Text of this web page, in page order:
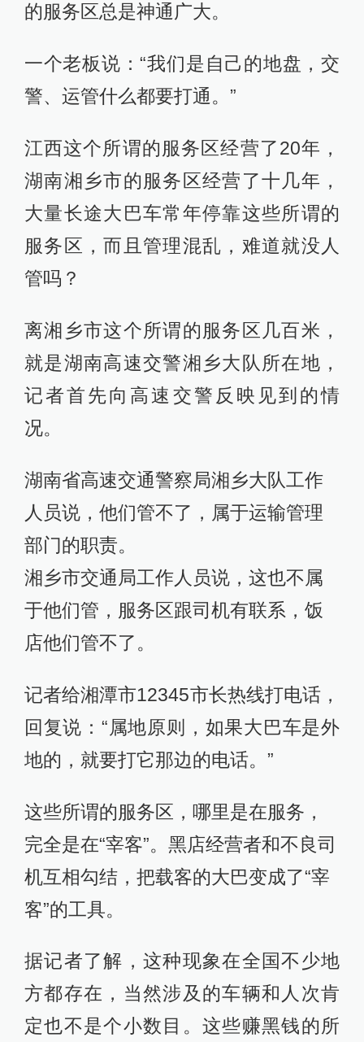
的服务区总是神通广大。
一个老板说：“我们是自己的地盘，交
警、运管什么都要打通。”
江西这个所谓的服务区经营了20年，
湖南湘乡市的服务区经营了十几年，
大量长途大巴车常年停靠这些所谓的
服务区，而且管理混乱，难道就没人
管吗？
离湘乡市这个所谓的服务区几百米，
就是湖南高速交警湘乡大队所在地，
记者首先向高速交警反映见到的情
况。
湖南省高速交通警察局湘乡大队工作
人员说，他们管不了，属于运输管理
部门的职责。
湘乡市交通局工作人员说，这也不属
于他们管，服务区跟司机有联系，饭
店他们管不了。
记者给湘潭市12345市长热线打电话，
回复说：“属地原则，如果大巴车是外
地的，就要打它那边的电话。”
这些所谓的服务区，哪里是在服务，
完全是在“宰客”。黑店经营者和不良司
机互相勾结，把载客的大巴变成了“宰
客”的工具。
据记者了解，这种现象在全国不少地
方都存在，当然涉及的车辆和人次肯
定也不是个小数目。这些赚黑钱的所